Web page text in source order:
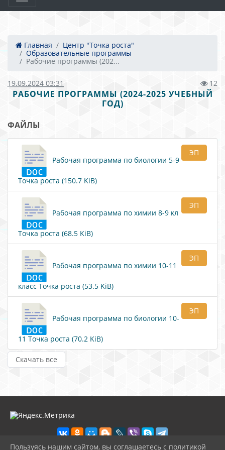
Главная
Центр "Точка роста"
Образовательные программы
Рабочие программы (202...
19.09.2024 03:31 12
РАБОЧИЕ ПРОГРАММЫ (2024-2025 УЧЕБНЫЙ
ГОД)
ФАЙЛЫ
Рабочая программа по биологии 5-9
Точка роста (150.7 KiB)
ЭП
Рабочая программа по химии 8-9 кл
Точка роста (68.5 KiB)
ЭП
Рабочая программа по химии 10-11
класс Точка роста (53.5 KiB)
ЭП
Рабочая программа по биологии 10-
11 Точка роста (70.2 KiB)
ЭП
Скачать все
Пользуясь нашим сайтом, вы соглашаетесь с политикой